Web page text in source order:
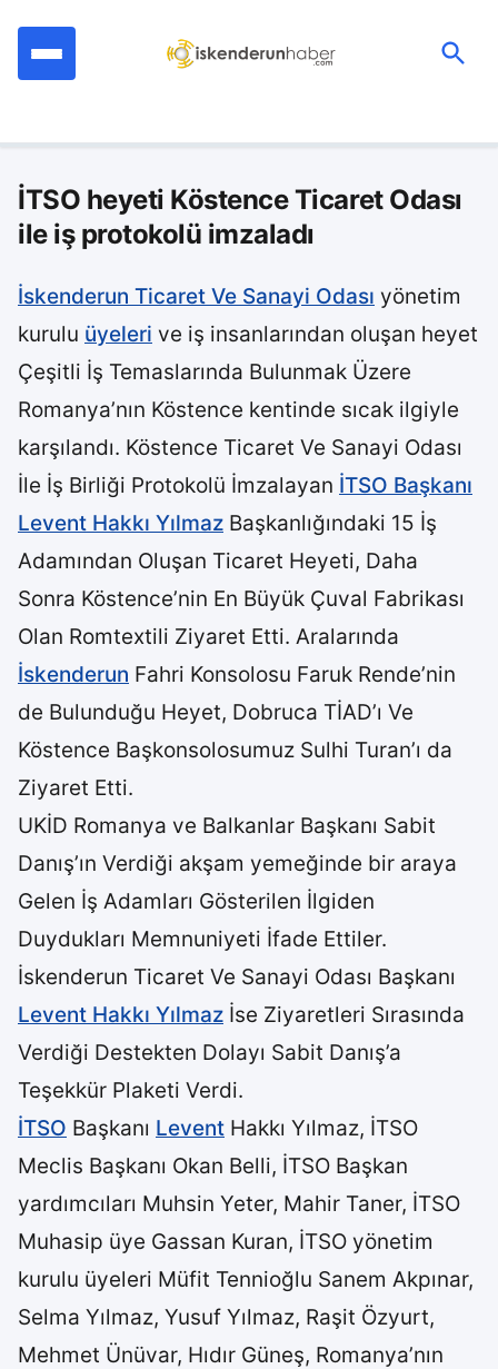
İTSO heyeti Köstence Ticaret Odası
ile iş protokolü imzaladı
İskenderun Ticaret Ve Sanayi Odası yönetim
kurulu üyeleri ve iş insanlarından oluşan heyet
Çeşitli İş Temaslarında Bulunmak Üzere
Romanya’nın Köstence kentinde sıcak ilgiyle
karşılandı. Köstence Ticaret Ve Sanayi Odası
İle İş Birliği Protokolü İmzalayan İTSO Başkanı
Levent Hakkı Yılmaz Başkanlığındaki 15 İş
Adamından Oluşan Ticaret Heyeti, Daha
Sonra Köstence’nin En Büyük Çuval Fabrikası
Olan Romtextili Ziyaret Etti. Aralarında
İskenderun Fahri Konsolosu Faruk Rende’nin
de Bulunduğu Heyet, Dobruca TİAD’ı Ve
Köstence Başkonsolosumuz Sulhi Turan’ı da
Ziyaret Etti.
UKİD Romanya ve Balkanlar Başkanı Sabit
Danış’ın Verdiği akşam yemeğinde bir araya
Gelen İş Adamları Gösterilen İlgiden
Duydukları Memnuniyeti İfade Ettiler.
İskenderun Ticaret Ve Sanayi Odası Başkanı
Levent Hakkı Yılmaz İse Ziyaretleri Sırasında
Verdiği Destekten Dolayı Sabit Danış’a
Teşekkür Plaketi Verdi.
İTSO Başkanı Levent Hakkı Yılmaz, İTSO
Meclis Başkanı Okan Belli, İTSO Başkan
yardımcıları Muhsin Yeter, Mahir Taner, İTSO
Muhasip üye Gassan Kuran, İTSO yönetim
kurulu üyeleri Müfit Tennioğlu Sanem Akpınar,
Selma Yılmaz, Yusuf Yılmaz, Raşit Özyurt,
Mehmet Ünüvar, Hıdır Güneş, Romanya’nın